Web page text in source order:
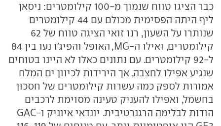
כבר הציגו טווח שנמוך מ-100 קילומטרים: ניסאן
ליף היתה הפסימית מכולם עם 44 קילומטרים
שנותרו על השעון, רנו זואי הציגה טווח של 62
קילומטרים, ואילו ה-MG, האופל והפיג'ו נעו בין 84
ל-92 קילומטרים. עם נתונים כאלו לא היינו בטוחים
שנגיע אפילו לחצבה, אך הירידות לכיוון ים המלח
אמורות לספק כמה עשרות קילומטרים של חסכון
בחשמל, ואפילו להעניק טעינה מסוימת לרכבים
הודות לבלימה הרגנרטיבית. יונדאי איוניק ו-GAC